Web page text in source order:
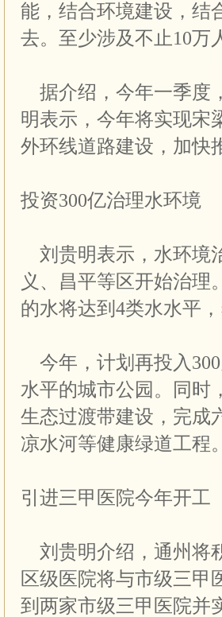
能，结合环境建设，结
去。至少涉及不止10万
据介绍，今年一季度
明表示，今年将实现宋
外环线道路建设，加快
投资300亿治理水环境
刘贵明表示，水环境
义、昌平等区开始治理
的水将达到4类水水平
今年，计划再投入
水平的城市公园。同时
生态过渡带建设，完成
凉水河等健康绿道工程。
引进三甲医院今年开工
刘贵明介绍，通州将
区级医院将与市级三甲
到两家市级三甲医院并